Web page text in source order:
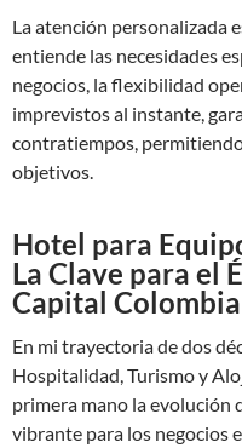
La atención personalizada
entiende las necesidades
negocios, la flexibilidad
imprevistos al instante,
contratiempos,
objetivos.
Hotel para
La Clave para el
Capital
En mi trayectoria de dos
Hospitalidad, Turismo y
primera mano la evolución
vibrante para los negocios